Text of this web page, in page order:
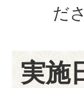
だ
実施